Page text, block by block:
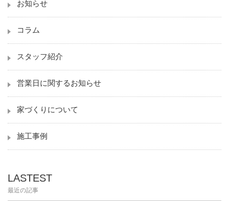
お知らせ
コラム
スタッフ紹介
営業日に関するお知らせ
家づくりについて
施工事例
LASTEST
最近の記事